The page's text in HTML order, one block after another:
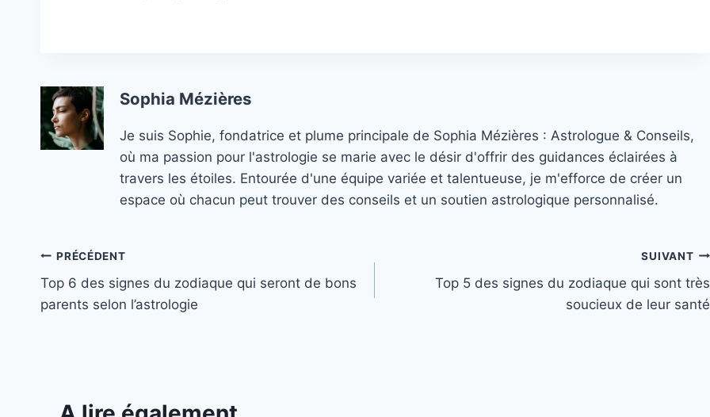
Sophia Mézières
Je suis Sophie, fondatrice et plume principale de Sophia Mézières : Astrologue & Conseils,
où ma passion pour l'astrologie se marie avec le désir d'offrir des guidances éclairées à
travers les étoiles. Entourée d'une équipe variée et talentueuse, je m'efforce de créer un
espace où chacun peut trouver des conseils et un soutien astrologique personnalisé.
Navigation
de
PRÉCÉDENT
Top 6 des signes du zodiaque qui seront de bons
parents selon l’astrologie
SUIVANT
Top 5 des signes du zodiaque qui sont très
soucieux de leur santé